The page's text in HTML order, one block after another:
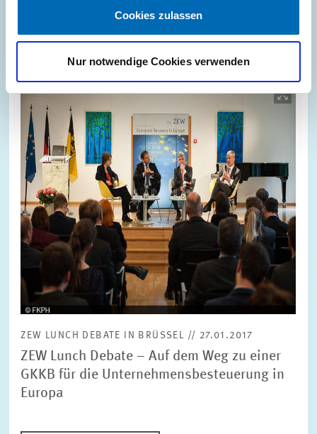
Cookies zulassen
Nur notwendige Cookies verwenden
vergrößerter
Ansicht
ZEW LUNCH DEBATE IN BRÜSSEL // 27.01.2017
ZEW Lunch Debate – Auf dem Weg zu einer
GKKB für die Unternehmensbesteuerung in
Europa